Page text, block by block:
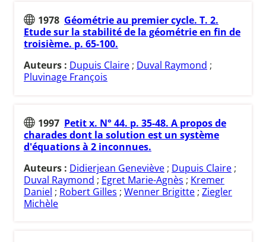
1978 Géométrie au premier cycle. T. 2.
Etude sur la stabilité de la géométrie en fin de
troisième. p. 65-100.
Auteurs : Dupuis Claire ; Duval Raymond ;
Pluvinage François
1997 Petit x. N° 44. p. 35-48. A propos de
charades dont la solution est un système
d'équations à 2 inconnues.
Auteurs : Didierjean Geneviève ; Dupuis Claire ;
Duval Raymond ; Egret Marie-Agnès ; Kremer
Daniel ; Robert Gilles ; Wenner Brigitte ; Ziegler
Michèle